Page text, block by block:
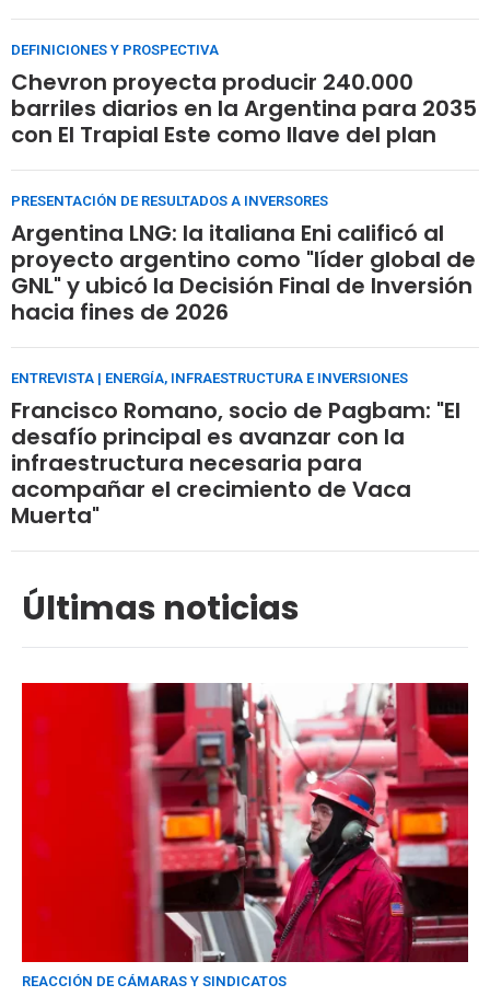
DEFINICIONES Y PROSPECTIVA
Chevron proyecta producir 240.000
barriles diarios en la Argentina para 2035
con El Trapial Este como llave del plan
PRESENTACIÓN DE RESULTADOS A INVERSORES
Argentina LNG: la italiana Eni calificó al
proyecto argentino como "líder global de
GNL" y ubicó la Decisión Final de Inversión
hacia fines de 2026
ENTREVISTA | ENERGÍA, INFRAESTRUCTURA E INVERSIONES
Francisco Romano, socio de Pagbam: "El
desafío principal es avanzar con la
infraestructura necesaria para
acompañar el crecimiento de Vaca
Muerta"
Últimas noticias
REACCIÓN DE CÁMARAS Y SINDICATOS